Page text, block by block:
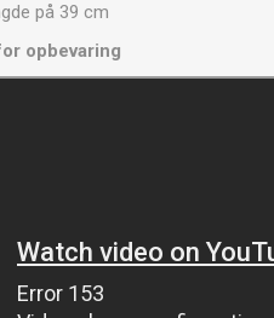
på 39 cm
opbevaring